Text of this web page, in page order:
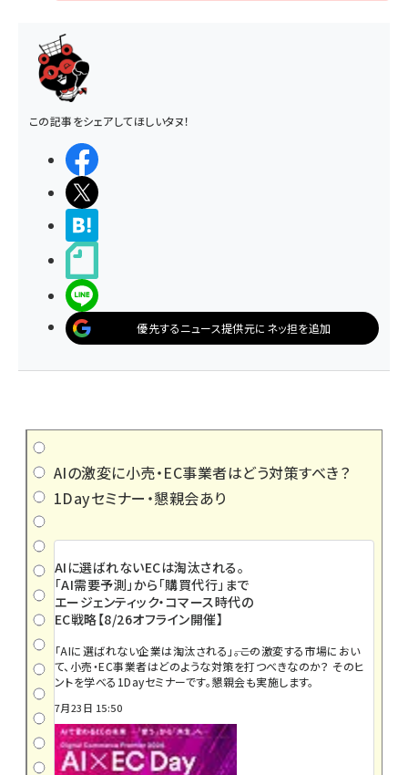
この記事をシェアしてほしいタヌ！
優先するニュース提供元にネッ担を追加
AIの激変に小売・EC事業者はどう対策すべき？
1Dayセミナー・懇親会あり
AIに選ばれないECは淘汰される。
「AI需要予測」から「購買代行」まで
エージェンティック・コマース時代の
EC戦略【8/26オフライン開催】
「AIに選ばれない企業は淘汰される」――。この激変する市場におい
て、小売・EC事業者はどのような対策を打つべきなのか？ そのヒ
ントを学べる1Dayセミナーです。懇親会も実施します。
7月23日 15:50